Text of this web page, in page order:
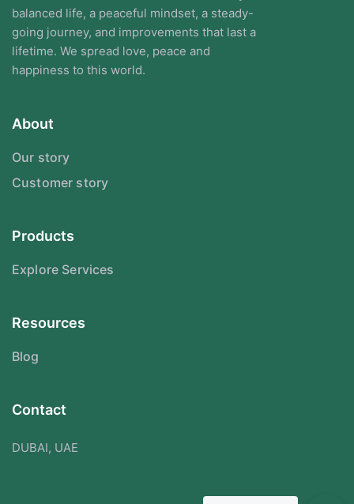
balanced life, a peaceful mindset, a steady-
going journey, and improvements that last a
lifetime. We spread love, peace and
happiness to this world.
About
Our story
Customer story
Products
Explore Services
Resources
Blog
Contact
DUBAI, UAE